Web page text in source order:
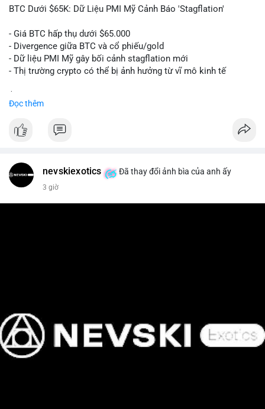
📰 Nguồn: Cointelegraph
BTC Dưới $65K: Dữ Liệu PMI Mỹ Cảnh Báo 'Stagflation'
- Giá BTC hấp thụ dưới $65.000
- Divergence giữa BTC và cổ phiếu/gold
- Dữ liệu PMI Mỹ gây bối cảnh stagflation mới
- Thị trường crypto có thể bị ảnh hưởng từ vĩ mô kinh tế
Đọc thêm
nevskiexotics Đã thay đổi ảnh bìa của anh ấy
3 giờ